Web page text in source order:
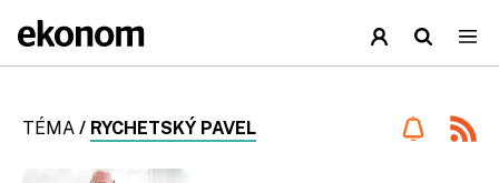
TÉMA / RYCHETSKÝ PAVEL